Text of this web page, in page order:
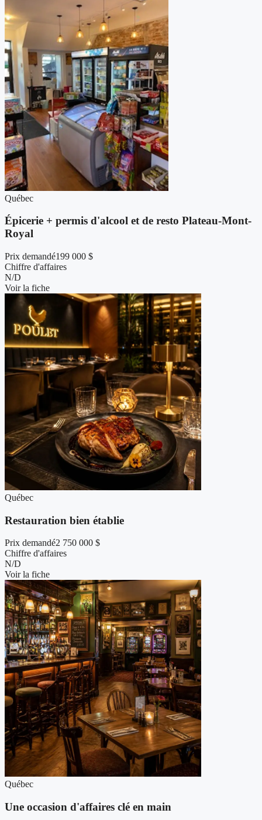
Québec
Épicerie + permis d'alcool et de resto Plateau-Mont-
Royal
Prix demandé199 000 $
Chiffre d'affaires
N/D
Voir la fiche
Québec
Restauration bien établie
Prix demandé2 750 000 $
Chiffre d'affaires
N/D
Voir la fiche
Québec
Une occasion d'affaires clé en main